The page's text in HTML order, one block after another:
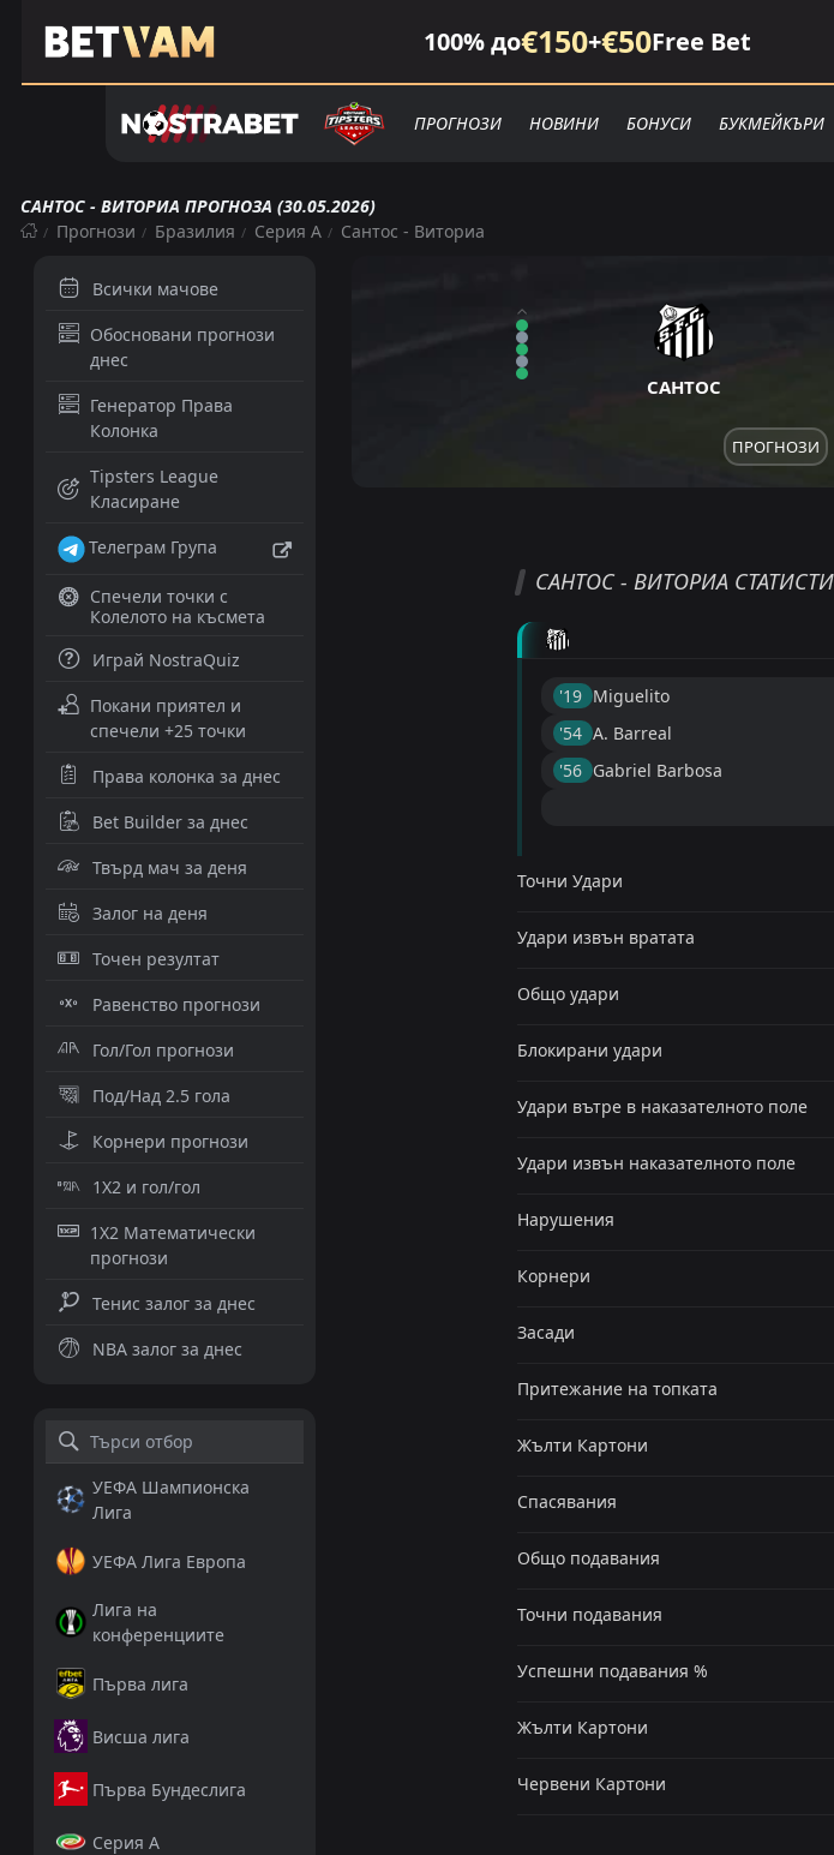
100% до€150+€50Free Bet
ПРОГНОЗИ НОВИНИ БОНУСИ БУКМЕЙКЪРИ
САНТОС - ВИТОРИА ПРОГНОЗА (30.05.2026)
Прогнози
Бразилия Серия А Сантос - Виториа
Всички мачове
Обосновани прогнози
днес
Генератор Права
Колонка
Tipsters League
Класиране
Телеграм Група
Спечели точки с
Колелото на късмета
Играй NostraQuiz
Покани приятел и
спечели +25 точки
Права колонка за днес
Bet Builder за днес
Твърд мач за деня
Залог на деня
Точен резултат
Равенство прогнози
Гол/Гол прогнози
Под/Над 2.5 гола
Корнери прогнози
1X2 и гол/гол
1X2 Математически
прогнози
Тенис залог за днес
NBA залог за днес
УЕФА Шампионска
Лига
УЕФА Лига Европа
Лига на
конференциите
Първа лига
Висша лига
Първа Бундеслига
Серия А
САНТОС
ПРОГНОЗИ
САНТОС - ВИТОРИА
'19 ︎ Miguelito
'54 ︎ A. Barreal
'56 ︎ Gabriel Barbosa
Точни Удари
Удари извън вратата
Общо удари
Блокирани удари
Удари вътре в наказателното поле
Удари извън наказателното поле
Нарушения
Корнери
Засади
Притежание на топката
Жълти Картони
Спасявания
Общо подавания
Точни подавания
Успешни подавания %
Жълти Картони
Червени Картони